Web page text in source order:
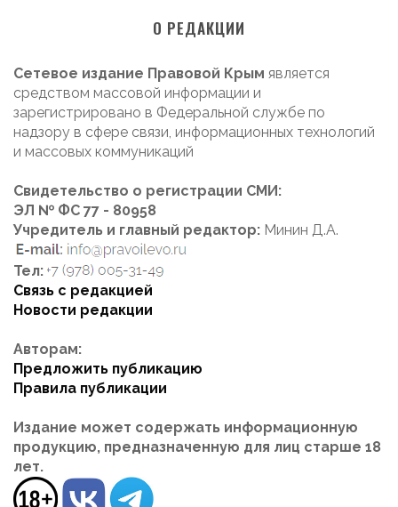
О РЕДАКЦИИ
Сетевое издание Правовой Крым является
средством массовой информации и
зарегистрировано в Федеральной службе по
надзору в сфере связи, информационных технологий
и массовых коммуникаций
Свидетельство о регистрации СМИ:
ЭЛ № ФС 77 - 80958
Учредитель и главный редактор: Минин Д.А.
Тел:
Связь с редакцией
Новости редакции
Авторам:
Предложить публикацию
Правила публикации
Издание может содержать информационную
продукцию, предназначенную для лиц старше 18
лет.